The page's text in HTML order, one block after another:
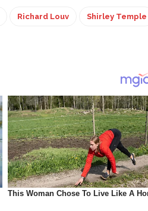
Richard Louv Shirley Temple